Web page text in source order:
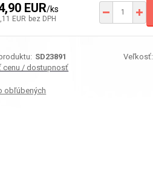
EUR/ks
EUR bez DPH
SD23891 Veľkosť:
cenu / dostupnosť
obľúbených